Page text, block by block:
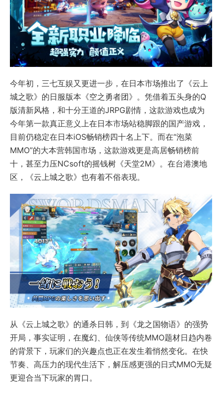
今年初，三七互娱又更进一步，在日本市场推出了《云上
城之歌》的日服版本《空之勇者团》。凭借着五头身的Q
版清新风格，和十分王道的JRPG剧情，这款游戏也成为
今年第一款真正意义上在日本市场站稳脚跟的国产游戏，
目前仍稳定在日本iOS畅销榜四十名上下。而在“泡菜
MMO”的大本营韩国市场，这款游戏更是高居畅销榜前
十，甚至力压NCsoft的摇钱树《天堂2M》。在台港澳地
区，《云上城之歌》也有着不俗表现。
从《云上城之歌》的通杀日韩，到《龙之国物语》的强势
开局，事实证明，在魔幻、仙侠等传统MMO题材日趋内卷
的背景下，玩家们的兴趣点也正在发生着悄然变化。在快
节奏、高压力的现代生活下，解压感更强的日式MMO无疑
更迎合当下玩家的胃口。